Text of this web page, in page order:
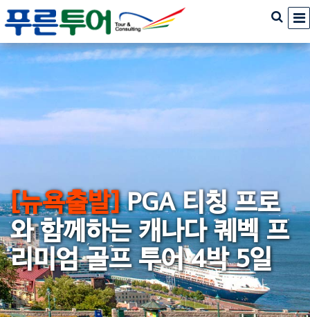
[뉴욕출발]PGA 티칭 프로
와 함께하는 캐나다 퀘벡 프
리미엄 골프 투어 4박 5일